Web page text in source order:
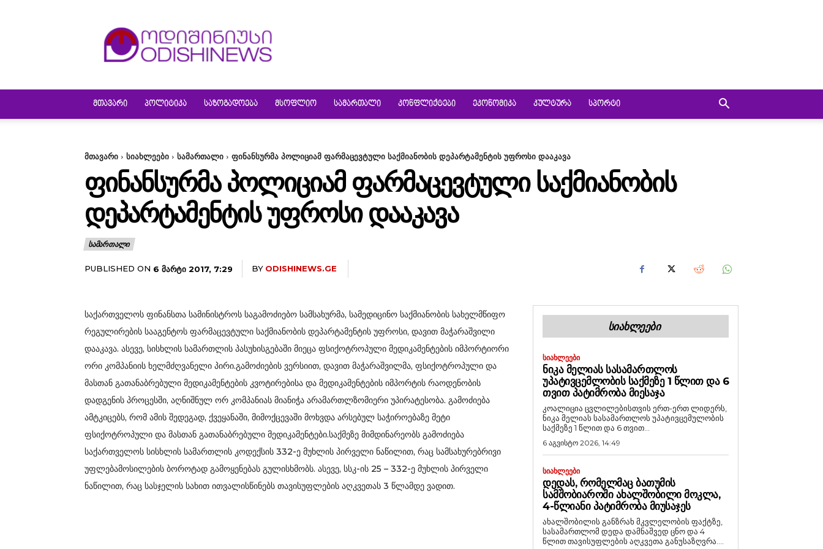
ᲛᲗᲐᲕᲐᲠᲘ ᲞᲝᲚᲘᲢᲘᲙᲐ ᲡᲐᲖᲝᲒᲐᲓᲝᲔᲑᲐ ᲛᲡᲝᲤᲚᲘᲝ ᲡᲐᲛᲐᲠᲗᲐᲚᲘ ᲙᲝᲜᲤᲚᲘᲥᲢᲔᲑᲘ ᲔᲙᲝᲜᲝᲛᲘᲙᲐ ᲙᲣᲚᲢᲣᲠᲐ ᲡᲞᲝᲠᲢᲘ
მთავარი სიახლეები სამართალი ფინანსურმა პოლიციამ ფარმაცევტული საქმიანობის დეპარტამენტის უფროსი დააკავა
ᲤᲘᲜᲐᲜᲡᲣᲠᲛᲐ ᲞᲝᲚᲘᲪᲘᲐᲛ ᲤᲐᲠᲛᲐᲪᲔᲕᲢᲣᲚᲘ ᲡᲐᲥᲛᲘᲐᲜᲝᲑᲘᲡ
ᲓᲔᲞᲐᲠᲢᲐᲛᲔᲜᲢᲘᲡ ᲣᲤᲠᲝᲡᲘ ᲓᲐᲐᲙᲐᲕᲐ
ᲡᲐᲛᲐᲠᲗᲐᲚᲘ
PUBLISHED ON 6 ᲛᲐᲠᲢᲘ 2017, 7:29 BY ODISHINEWS.GE
საქართველოს ფინანსთა სამინისტროს საგამოძიებო სამსახურმა, სამედიცინო საქმიანობის სახელმწიფო
რეგულირების სააგენტოს ფარმაცევტული საქმიანობის დეპარტამენტის უფროსი, დავით მაჭარაშვილი
დააკავა. ასევე, სისხლის სამართლის პასუხისგებაში მიეცა ფსიქოტროპული მედიკამენტების იმპორტიორი
ორი კომპანიის ხელმძღვანელი პირი.გამოძიების ვერსიით, დავით მაჭარაშვილმა, ფსიქოტროპული და
მასთან გათანაბრებული მედიკამენტების კვოტირებისა და მედიკამენტების იმპორტის რაოდენობის
დადგენის პროცესში, აღნიშნულ ორ კომპანიას მიანიჭა არამართლზომიერი უპირატესობა. გამოძიება
ამტკიცებს, რომ ამის შედეგად, ქვეყანაში, მიმოქცევაში მოხვდა არსებულ საჭიროებაზე მეტი
ფსიქოტროპული და მასთან გათანაბრებული მედიკამენტები.საქმეზე მიმდინარეობს გამოძიება
საქართველოს სისხლის სამართლის კოდექსის 332-ე მუხლის პირველი ნაწილით, რაც სამსახურებრივი
უფლებამოსილების ბოროტად გამოყენებას გულისხმობს. ასევე, სსკ-ის 25 – 332-ე მუხლის პირველი
ნაწილით, რაც სასჯელის სახით ითვალისწინებს თავისუფლების აღკვეთას 3 წლამდე ვადით.
ᲡᲘᲐᲮᲚᲔᲔᲑᲘ
ᲡᲘᲐᲮᲚᲔᲔᲑᲘ
ᲜᲘᲙᲐ ᲛᲔᲚᲘᲐᲡ ᲡᲐᲡᲐᲛᲐᲠᲗᲚᲝᲡ
ᲣᲞᲐᲢᲘᲕᲪᲔᲛᲚᲝᲑᲘᲡ ᲡᲐᲥᲛᲔᲖᲔ 1 ᲬᲚᲘᲗ ᲓᲐ 6
ᲗᲕᲘᲗ ᲞᲐᲢᲘᲛᲠᲝᲑᲐ ᲛᲘᲔᲡᲐᲯᲐ
კოალიცია ცვლილებისთვის ერთ-ერთ ლიდერს,
ნიკა მელიას სასამართლოს უპატივცემულობის
საქმეზე 1 წლით და 6 თვით...
6 აგვისტო 2026, 14:49
ᲡᲘᲐᲮᲚᲔᲔᲑᲘ
ᲓᲔᲓᲐᲡ, ᲠᲝᲛᲔᲚᲛᲐᲪ ᲑᲐᲗᲣᲛᲘᲡ
ᲡᲐᲛᲨᲝᲑᲘᲐᲠᲝᲨᲘ ᲐᲮᲐᲚᲨᲝᲑᲘᲚᲘ ᲛᲝᲙᲚᲐ,
4-ᲬᲚᲘᲐᲜᲘ ᲞᲐᲢᲘᲛᲠᲝᲑᲐ ᲛᲘᲣᲡᲐᲯᲔᲡ
ახალშობილის განზრახ მკვლელობის ფაქტზე,
სასამართლომ დედა დამნაშვედ ცნო და 4
წლით თავისუფლების აღკვეთა განუსაზღვრა....